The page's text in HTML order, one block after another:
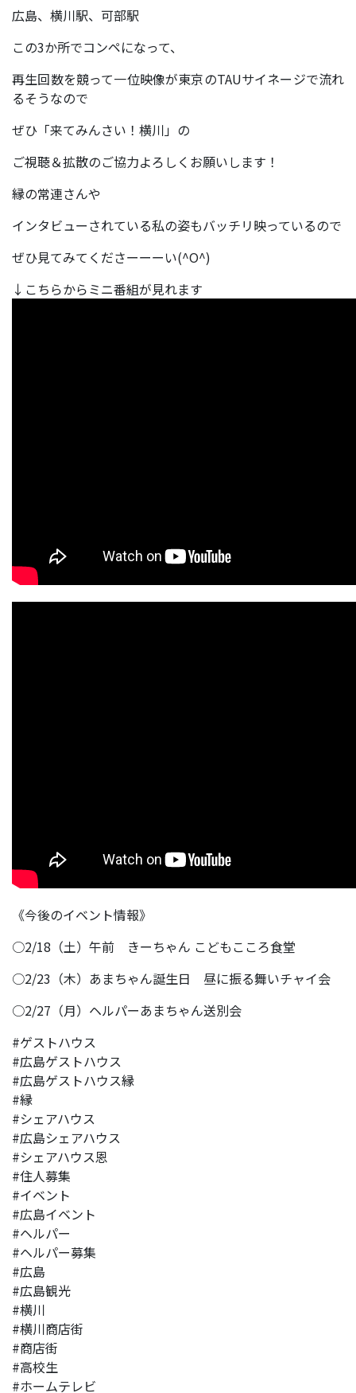
広島、横川駅、可部駅
この3か所でコンペになって、
再生回数を競って一位映像が東京のTAUサイネージで流れ
るそうなので
ぜひ「来てみんさい！横川」の
ご視聴＆拡散のご協力よろしくお願いします！
縁の常連さんや
インタビューされている私の姿もバッチリ映っているので
ぜひ見てみてくださーーーい(^O^)
↓こちらからミニ番組が見れます
《今後のイベント情報》
○2/18（土）午前 きーちゃん こどもこころ食堂
○2/23（木）あまちゃん誕生日 昼に振る舞いチャイ会
○2/27（月）ヘルパーあまちゃん送別会
#ゲストハウス
#広島ゲストハウス
#広島ゲストハウス縁
#縁
#シェアハウス
#広島シェアハウス
#シェアハウス恩
#住人募集
#イベント
#広島イベント
#ヘルパー
#ヘルパー募集
#広島
#広島観光
#横川
#横川商店街
#商店街
#高校生
#ホームテレビ